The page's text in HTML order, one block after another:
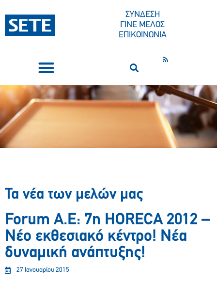
ΣΥΝΔΕΣΗ
ΓΙΝΕ ΜΕΛΟΣ
ΕΠΙΚΟΙΝΩΝΙΑ
Τα νέα των μελών μας
Forum A.E: 7η HORECA 2012 –
Νέο εκθεσιακό κέντρο! Νέα
δυναμική ανάπτυξης!
27 Ιανουαρίου 2015